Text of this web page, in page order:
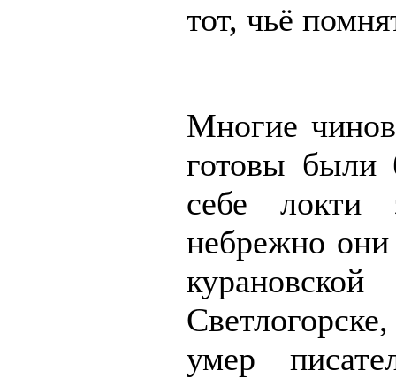
тот, чьё
Многие
готовы были
себе
небрежно они
умер